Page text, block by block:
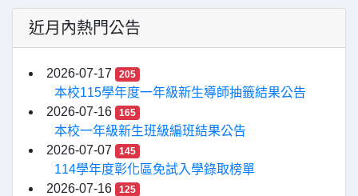
近月內熱門公告
2026-07-17 205
本校115學年度一年級新生導師抽籤結果公告
2026-07-16
165
本校一年級新生班級編班結果公告
2026-07-07
145
114學年度彰化區免試入學錄取榜單
2026-07-16
125